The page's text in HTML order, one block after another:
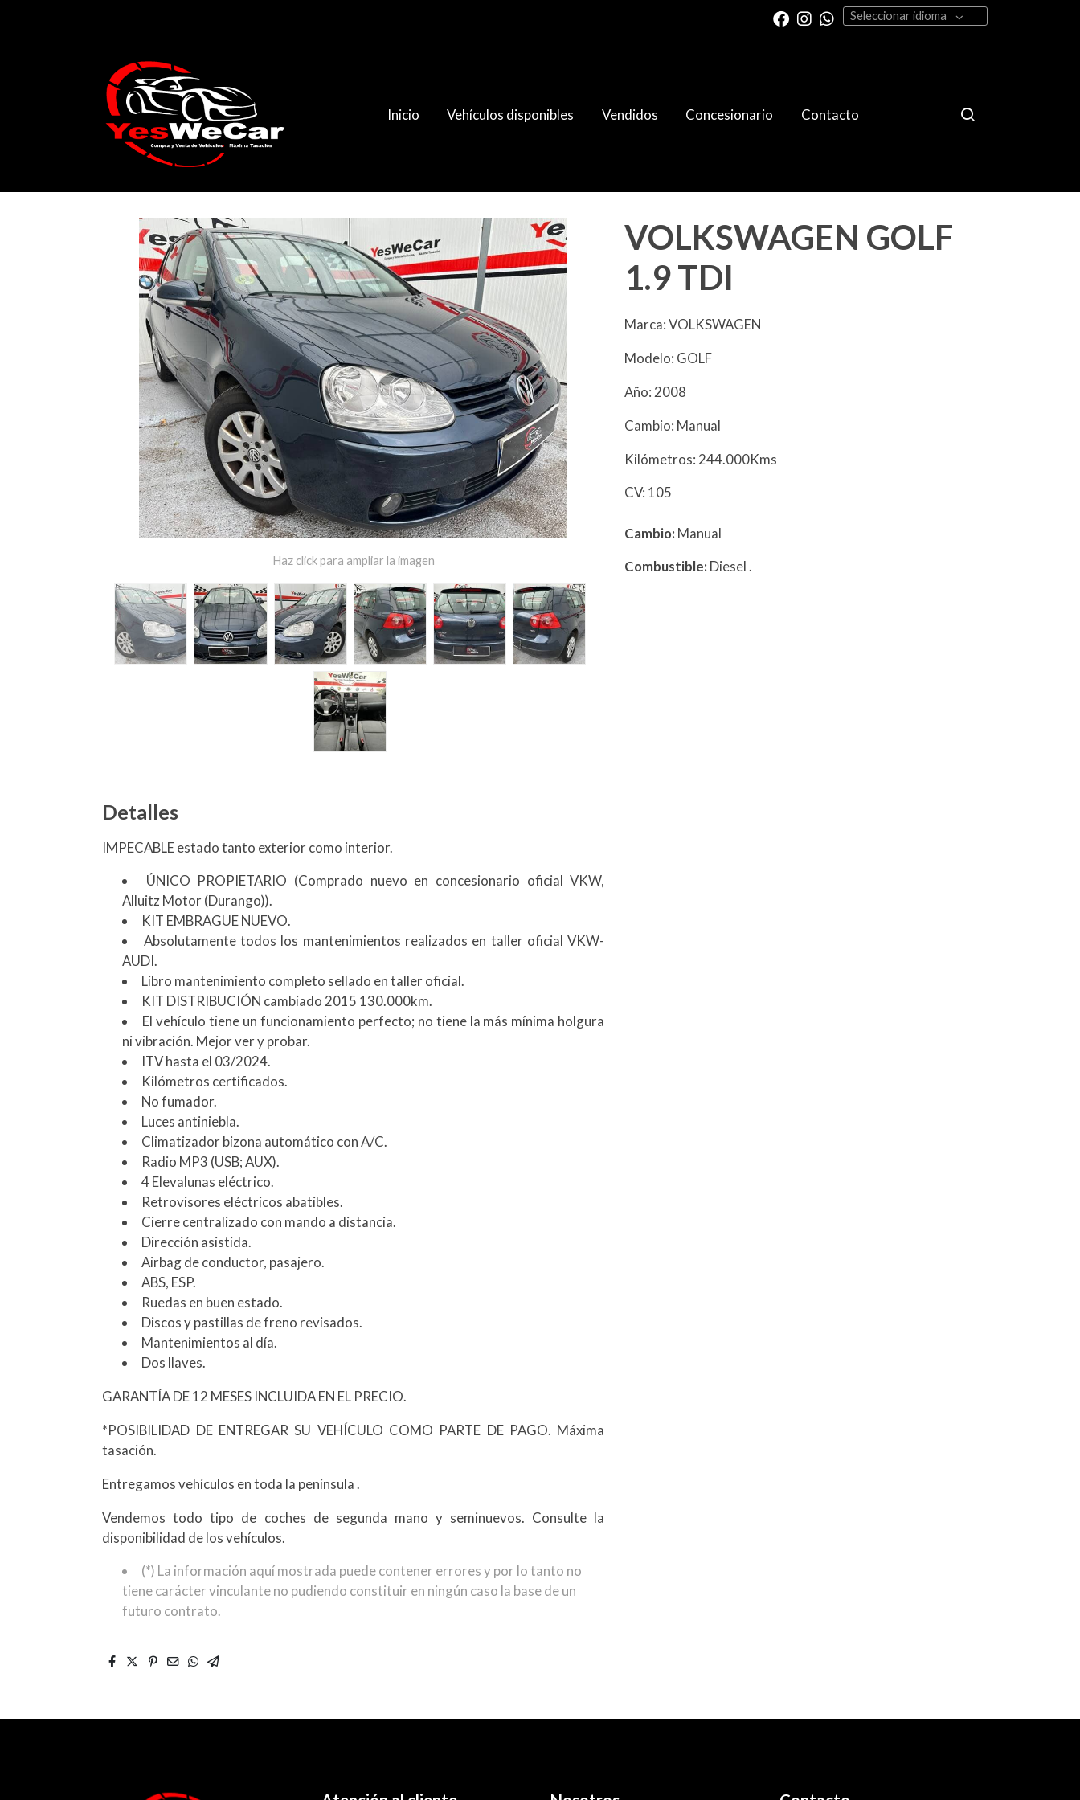
Seleccionar idioma
Inicio Vehículos disponibles Vendidos Concesionario Contacto
Catálogo VOLKSWAGEN GOLF 1.9 TDI
Haz click para ampliar la imagen
Detalles
IMPECABLE estado tanto exterior como interior.
ÚNICO PROPIETARIO (Comprado nuevo en concesionario oficial VKW,
Alluitz Motor (Durango)).
KIT EMBRAGUE NUEVO.
Absolutamente todos los mantenimientos realizados en taller oficial VKW-
AUDI.
Libro mantenimiento completo sellado en taller oficial.
KIT DISTRIBUCIÓN cambiado 2015 130.000km.
El vehículo tiene un funcionamiento perfecto; no tiene la más mínima holgura
ni vibración. Mejor ver y probar.
ITV hasta el 03/2024.
Kilómetros certificados.
No fumador.
Luces antiniebla.
Climatizador bizona automático con A/C.
Radio MP3 (USB; AUX).
4 Elevalunas eléctrico.
Retrovisores eléctricos abatibles.
Cierre centralizado con mando a distancia.
Dirección asistida.
Airbag de conductor, pasajero.
ABS, ESP.
Ruedas en buen estado.
Discos y pastillas de freno revisados.
Mantenimientos al día.
Dos llaves.
GARANTÍA DE 12 MESES INCLUIDA EN EL PRECIO.
*POSIBILIDAD DE ENTREGAR SU VEHÍCULO COMO PARTE DE PAGO. Máxima
tasación.
Entregamos vehículos en toda la península .
Vendemos todo tipo de coches de segunda mano y seminuevos. Consulte la
disponibilidad de los vehículos.
(*) La información aquí mostrada puede contener errores y por lo tanto no
tiene carácter vinculante no pudiendo constituir en ningún caso la base de un
futuro contrato.
VOLKSWAGEN GOLF
1.9 TDI
Marca: VOLKSWAGEN
Modelo: GOLF
Año: 2008
Cambio: Manual
Kilómetros: 244.000Kms
CV: 105
Cambio: Manual
Combustible: Diesel.